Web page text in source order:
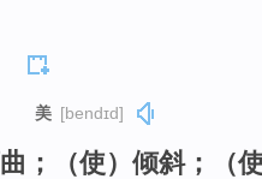
美 [bendɪd]
；（使）倾斜；